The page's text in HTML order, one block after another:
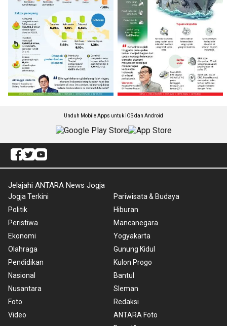
Unduh Mobile Apps untuk iOS dan Android
Jelajahi ANTARA News Jogja
Jogja Terkini
Politik
Peristiwa
Ekonomi
Olahraga
Pendidikan
Nasional
Nusantara
Foto
Video
Pariwisata & Budaya
Hiburan
Mancanegara
Yogyakarta
Gunung Kidul
Kulon Progo
Bantul
Sleman
Redaksi
ANTARA Foto